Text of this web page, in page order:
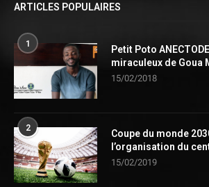
ARTICLES POPULAIRES
1
Petit Poto
miraculeux de Goua
15/02/2018
2
Coupe du monde
l’organisation du
15/02/2019